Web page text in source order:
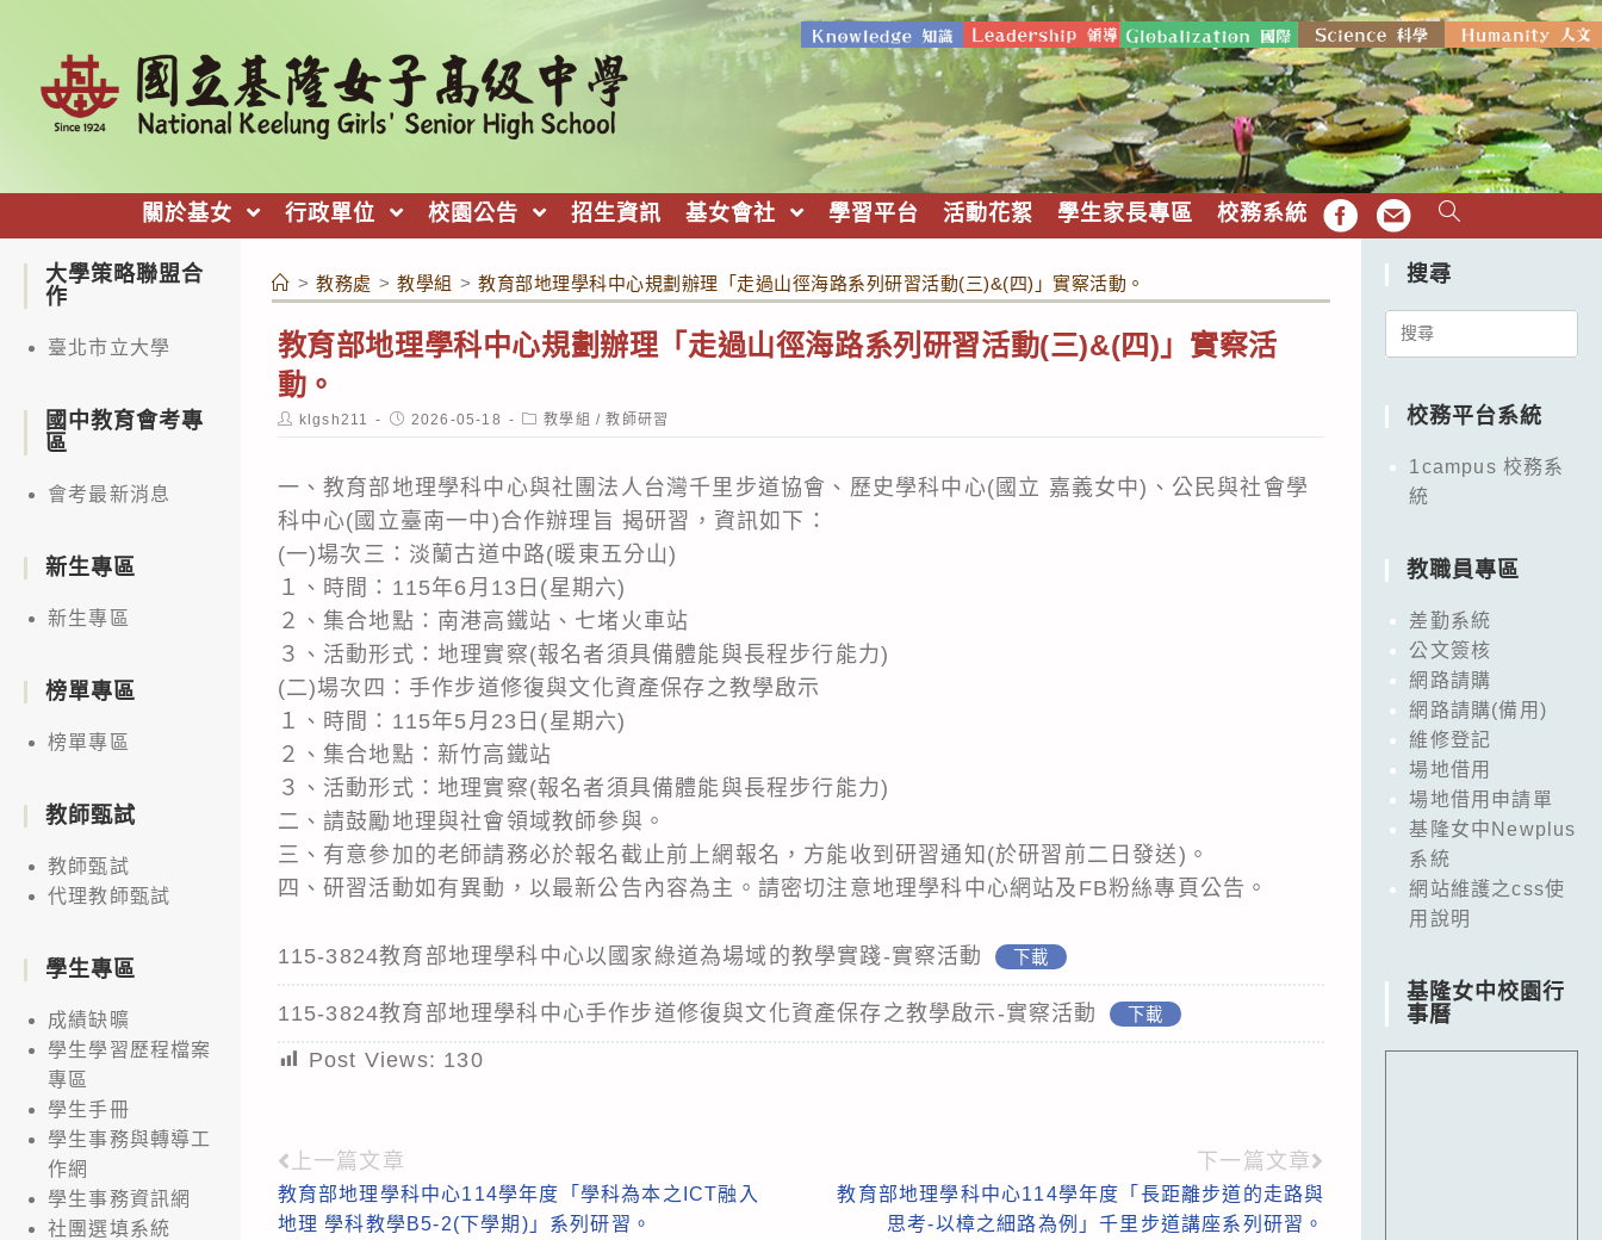
關於基女 行政單位 校園公告 招生資訊 基女會社 學習平台 活動花絮 學生家長專區 校務系統 FB EMAIL
> 教務處 > 教學組 > 教育部地理學科中心規劃辦理「走過山徑海路系列研習活動(三)&(四)」實察活動。
教育部地理學科中心規劃辦理「走過山徑海路系列研習活動(三)&(四)」實察活
動。
Post
author:
klgsh211
Post
published:
2026-05-18
Post
category:
教學組 / 教師研習
一、教育部地理學科中心與社團法人台灣千里步道協會、歷史學科中心(國立 嘉義女中)、公民與社會學
科中心(國立臺南一中)合作辦理旨 揭研習，資訊如下：
(一)場次三：淡蘭古道中路(暖東五分山)
１、時間：115年6月13日(星期六)
２、集合地點：南港高鐵站、七堵火車站
３、活動形式：地理實察(報名者須具備體能與長程步行能力)
(二)場次四：手作步道修復與文化資產保存之教學啟示
１、時間：115年5月23日(星期六)
２、集合地點：新竹高鐵站
３、活動形式：地理實察(報名者須具備體能與長程步行能力)
二、請鼓勵地理與社會領域教師參與。
三、有意參加的老師請務必於報名截止前上網報名，方能收到研習通知(於研習前二日發送)。
四、研習活動如有異動，以最新公告內容為主。請密切注意地理學科中心網站及FB粉絲專頁公告。
115-3824教育部地理學科中心以國家綠道為場域的教學實踐-實察活動 下載
115-3824教育部地理學科中心手作步道修復與文化資產保存之教學啟示-實察活動 下載
Post Views: 130
Read
more
上一篇文章
教育部地理學科中心114學年度「學科為本之ICT融入
地理 學科教學B5-2(下學期)」系列研習。
下一篇文章
教育部地理學科中心114學年度「長距離步道的走路與
思考-以樟之細路為例」千里步道講座系列研習。
大學策略聯盟合
作
臺北市立大學
國中教育會考專
區
會考最新消息
新生專區
新生專區
榜單專區
榜單專區
教師甄試
教師甄試
代理教師甄試
學生專區
成績缺曠
學生學習歷程檔案
專區
學生手冊
學生事務與轉導工
作網
學生事務資訊網
社團選填系統
搜尋
Search
校務平台系統
1campus 校務系
統
教職員專區
差勤系統
公文簽核
網路請購
網路請購(備用)
維修登記
場地借用
場地借用申請單
基隆女中Newplus
系統
網站維護之css使
用說明
基隆女中校園行
事曆